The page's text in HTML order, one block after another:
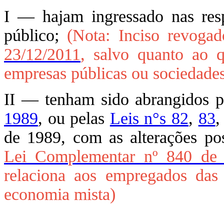
I — hajam ingressado nas
público; (Nota: Inciso
23/12/2011, salvo quanto ao
empresas públicas ou
II — tenham sido abrangidos
1989, ou pelas Leis n°s 82, 83
de 1989, com as alterações
Lei Complementar nº 840 de
relaciona aos empregados
economia mista)